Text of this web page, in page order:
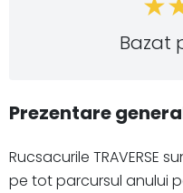
Bazat
Prezentare
Rucsacurile TRAVERSE
pe tot parcursul anului